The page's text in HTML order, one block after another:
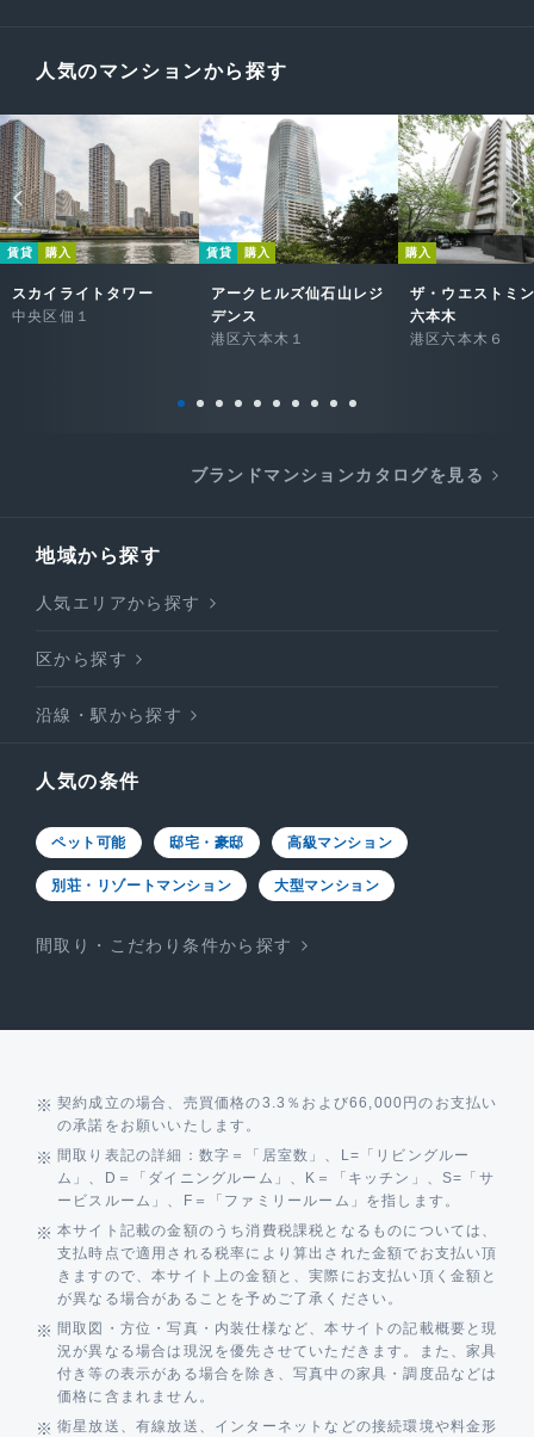
人気のマンションから探す
賃貸 購入
スカイライトタワー
中央区佃１
賃貸 購入
アークヒルズ仙石山レジ
デンス
港区六本木１
購入
ザ・ウエストミ
六本木
港区六本木６
ブランドマンションカタログを見る
地域から探す
人気エリアから探す
区から探す
沿線・駅から探す
人気の条件
ペット可能 邸宅・豪邸 高級マンション
別荘・リゾートマンション 大型マンション
間取り・こだわり条件から探す
契約成立の場合、売買価格の3.3％および66,000円のお支払い
の承諾をお願いいたします。
間取り表記の詳細：数字＝「居室数」、L=「リビングルー
ム」、D＝「ダイニングルーム」、K＝「キッチン」、S=「サ
ービスルーム」、F＝「ファミリールーム」を指します。
本サイト記載の金額のうち消費税課税となるものについては、
支払時点で適用される税率により算出された金額でお支払い頂
きますので、本サイト上の金額と、実際にお支払い頂く金額と
が異なる場合があることを予めご了承ください。
間取図・方位・写真・内装仕様など、本サイトの記載概要と現
況が異なる場合は現況を優先させていただきます。また、家具
付き等の表示がある場合を除き、写真中の家具・調度品などは
価格に含まれません。
衛星放送、有線放送、インターネットなどの接続環境や料金形